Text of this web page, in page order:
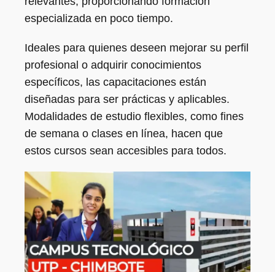
especializada en poco tiempo.
Ideales para quienes deseen mejorar su perfil
profesional o adquirir conocimientos
específicos, las capacitaciones están
diseñadas para ser prácticas y aplicables.
Modalidades de estudio flexibles, como fines
de semana o clases en línea, hacen que
estos cursos sean accesibles para todos.